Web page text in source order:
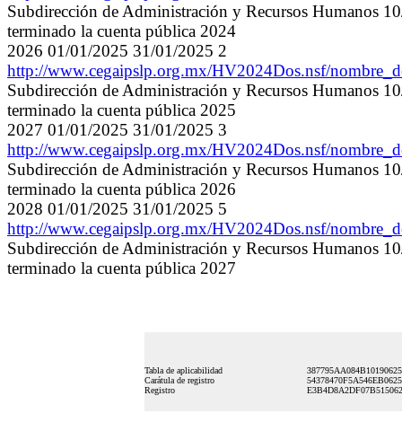
Subdirección de Administración y Recursos Humanos
terminado la cuenta pública 2024
2026 01/01/2025 31/01/2025 2
http://www.cegaipslp.org.mx/HV2024Dos.nsf/
Subdirección de Administración y Recursos Humanos
terminado la cuenta pública 2025
2027 01/01/2025 31/01/2025 3
http://www.cegaipslp.org.mx/HV2024Dos.nsf/
Subdirección de Administración y Recursos Humanos
terminado la cuenta pública 2026
2028 01/01/2025 31/01/2025 5
http://www.cegaipslp.org.mx/HV2024Dos.nsf/
Subdirección de Administración y Recursos Humanos
terminado la cuenta pública 2027
Tabla de aplicabilidad
Carátula de registro
Registro